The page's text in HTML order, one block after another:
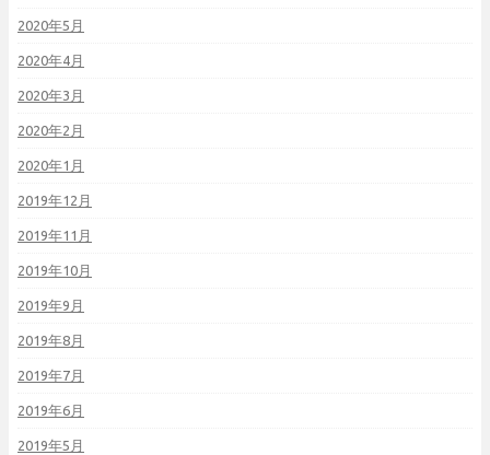
2020年5月
2020年4月
2020年3月
2020年2月
2020年1月
2019年12月
2019年11月
2019年10月
2019年9月
2019年8月
2019年7月
2019年6月
2019年5月